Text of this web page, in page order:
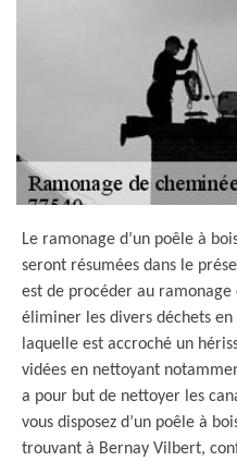
Le ramonage d’un poêle à
seront résumées dans le
est de procéder au ramonage
éliminer les divers déchets
laquelle est accroché un
vidées en nettoyant
a pour but de nettoyer les
vous disposez d’un poêle à
trouvant à Bernay Vilbert,